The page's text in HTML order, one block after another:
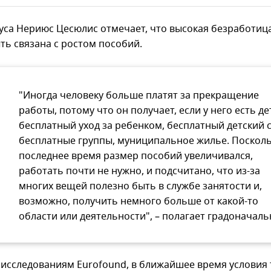
Нериюс Цесюлис отмечает, что высокая
связана с ростом пособий.
"Иногда человеку больше платят за прекращение
работы, потому что он получает, если у него есть
бесплатный уход за ребенком, бесплатный детский
бесплатные группы, муниципальное жилье.
последнее время размер пособий увеличивался,
работать почти не нужно, и подсчитано, что из-за
многих вещей полезно быть в службе занятости и,
возможно, получить немного больше от какой-то
области или деятельности", – полагает
Eurofound, в ближайшее время условия